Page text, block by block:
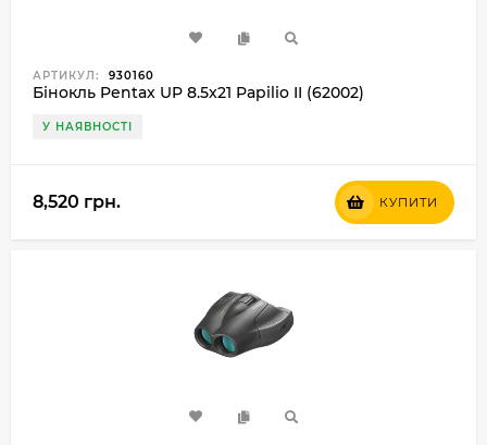
АРТИКУЛ: 930160
Бінокль Pentax UP 8.5x21 Papilio II (62002)
У НАЯВНОСТІ
8,520 грн. КУПИТИ